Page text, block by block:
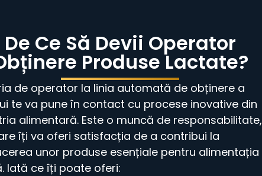
De Ce Să Devii Operator
Produse Lactate?
de operator la linia automată de obținere a
te va pune în contact cu procese inovative din
alimentară. Este o muncă de responsabilitate,
îți va oferi satisfacția de a contribui la
unor produse esențiale pentru alimentația
Iată ce îți poate oferi: